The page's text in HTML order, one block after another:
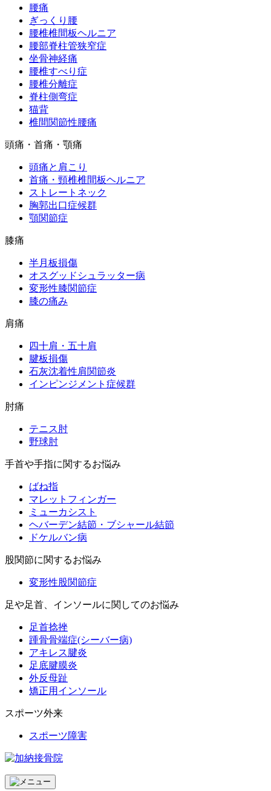
腰痛
ぎっくり腰
腰椎椎間板ヘルニア
腰部脊柱管狭窄症
坐骨神経痛
腰椎すべり症
腰椎分離症
脊柱側弯症
猫背
椎間関節性腰痛
頭痛・首痛・顎痛
頭痛と肩こり
首痛・頸椎椎間板ヘルニア
ストレートネック
胸郭出口症候群
顎関節症
膝痛
半月板損傷
オスグッドシュラッター病
変形性膝関節症
膝の痛み
肩痛
四十肩・五十肩
腱板損傷
石灰沈着性肩関節炎
インピンジメント症候群
肘痛
テニス肘
野球肘
手首や手指に関するお悩み
ばね指
マレットフィンガー
ミューカシスト
ヘバーデン結節・ブシャール結節
ドケルバン病
股関節に関するお悩み
変形性股関節症
足や足首、インソールに関してのお悩み
足首捻挫
踵骨骨端症(シーバー病)
アキレス腱炎
足底腱膜炎
外反母趾
矯正用インソール
スポーツ外来
スポーツ障害